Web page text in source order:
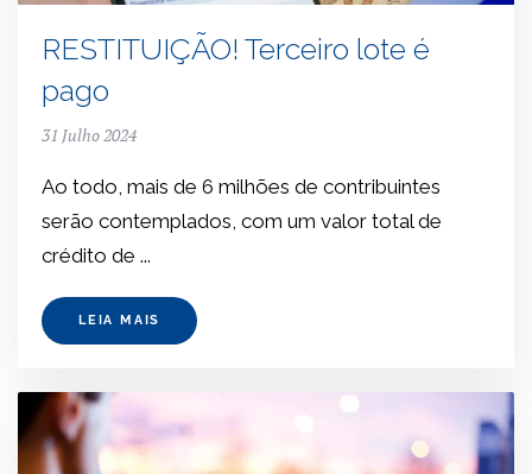
RESTITUIÇÃO! Terceiro lote é
pago
31 Julho 2024
Ao todo, mais de 6 milhões de contribuintes
serão contemplados, com um valor total de
crédito de ...
LEIA MAIS